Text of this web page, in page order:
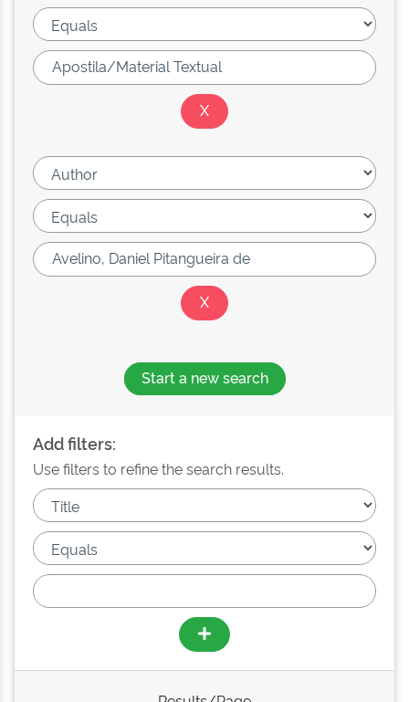
Start a new search
Add filters:
Use filters to refine the search results.